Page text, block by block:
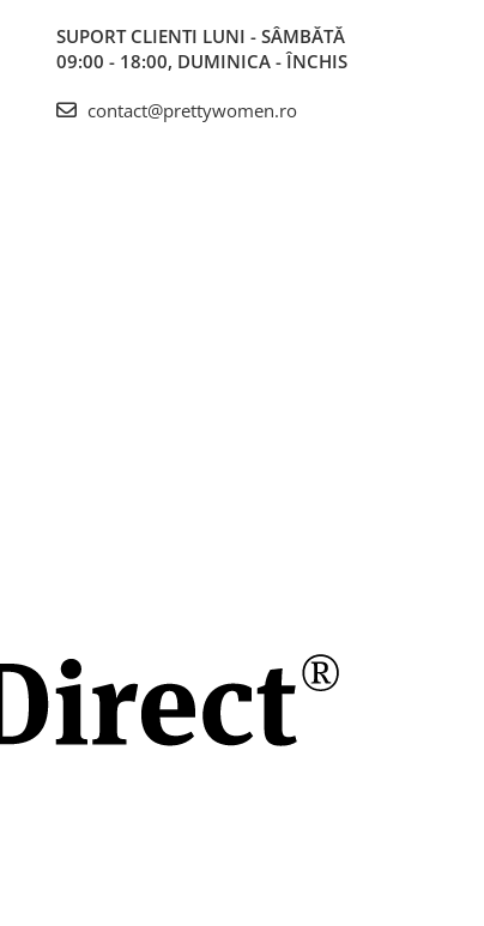
SUPORT CLIENTI LUNI - SÂMBĂTĂ
09:00 - 18:00, DUMINICA - ÎNCHIS
contact@prettywomen.ro